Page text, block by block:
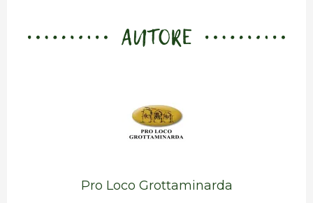
AUTORE
Pro Loco Grottaminarda